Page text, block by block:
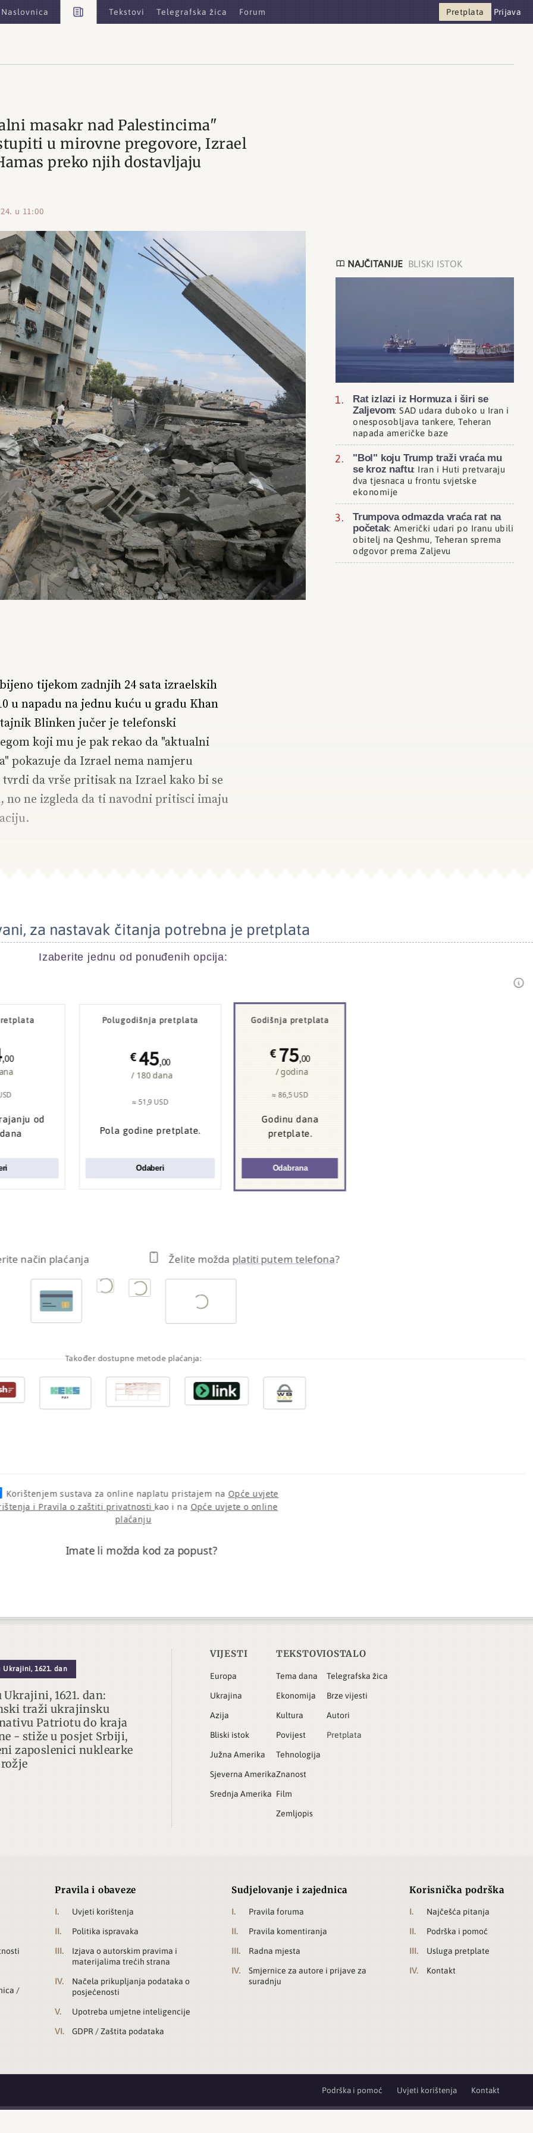
Naslovnica VijestiTekstovi Telegrafska žica Forum Pretplata Prijava
masakr nad Palestincima"
u mirovne pregovore, Izrael
preko njih dostavljaju
u 11:00
tijekom zadnjih 24 sata izraelskih
u napadu na jednu kuću u gradu Khan
Blinken jučer je telefonski
koji mu je pak rekao da "aktualni
pokazuje da Izrael nema namjeru
da vrše pritisak na Izrael kako bi se
ne izgleda da ti navodni pritisci imaju
za nastavak čitanja potrebna je pretplata
Izaberite jednu od ponuđenih opcija:
,00
od
Polugodišnja pretplata
€45,00
/ 180 dana
≈ 51,9 USD
Pola godine pretplate.
Odaberi
Godišnja pretplata
€75,00
/ godina
≈ 86,5 USD
Godinu dana
pretplate.
Odabrana
način plaćanja Želite možda platiti putem telefona?
Također dostupne metode plaćanja:
Korištenjem sustava za online naplatu pristajem na Opće uvjete
i Pravila o zaštiti privatnosti kao i na Opće uvjete o online
plaćanju
Imate li možda kod za popust?
NAJČITANIJE BLISKI ISTOK
Rat izlazi iz Hormuza i širi se
Zaljevom: SAD udara duboko u Iran i
onesposobljava tankere, Teheran
napada američke baze
"Bol" koju Trump traži vraća mu
se kroz naftu: Iran i Huti pretvaraju
dva tjesnaca u frontu svjetske
ekonomije
Trumpova odmazda vraća rat na
početak: Američki udari po Iranu ubili
obitelj na Qeshmu, Teheran sprema
odgovor prema Zaljevu
Ukrajini, 1621. dan
Ukrajini, 1621. dan:
traži ukrajinsku
Patriotu do kraja
- stiže u posjet Srbiji,
zaposlenici nuklearke
VIJESTI
Europa
Ukrajina
Azija
Bliski istok
Južna Amerika
Sjeverna Amerika
Srednja Amerika
TEKSTOVI
Tema dana
Ekonomija
Kultura
Povijest
Tehnologija
Znanost
Film
Zemljopis
OSTALO
Telegrafska žica
Brze vijesti
Autori
Pretplata
/
Pravila i obaveze
Uvjeti korištenja
Politika ispravaka
Izjava o autorskim pravima i
materijalima trećih strana
Načela prikupljanja podataka o
posjećenosti
Upotreba umjetne inteligencije
GDPR / Zaštita podataka
Sudjelovanje i zajednica
Pravila foruma
Pravila komentiranja
Radna mjesta
Smjernice za autore i prijave za
suradnju
Korisnička podrška
Najčešća pitanja
Podrška i pomoć
Usluga pretplate
Kontakt
Podrška i pomoć Uvjeti korištenja Kontakt